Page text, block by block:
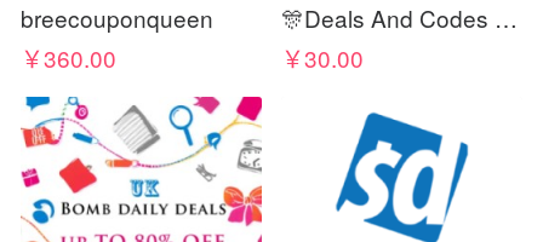
breecouponqueen
￥360.00
🎊Deals And Codes Junkies🎊
￥30.00